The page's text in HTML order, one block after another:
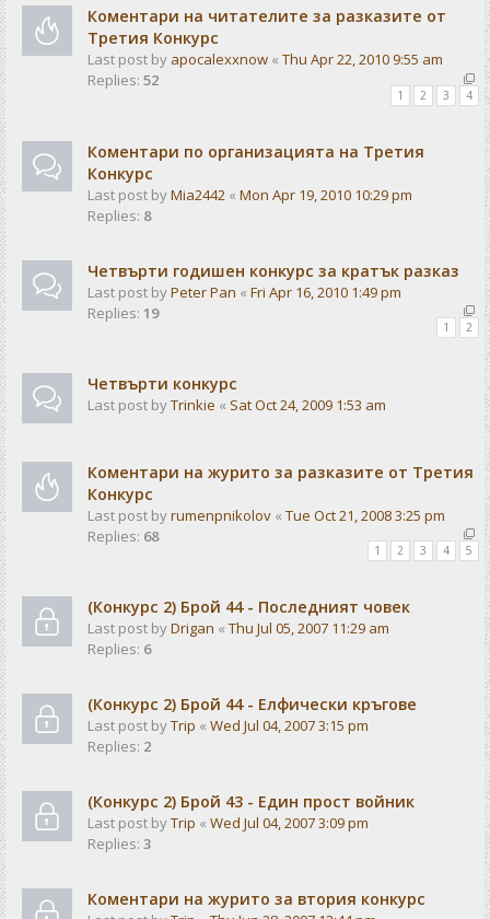
Коментари на читателите за разказите от
Третия Конкурс
Last post by apocalexxnow « Thu Apr 22, 2010 9:55 am
Replies: 52
1 2 3 4
Коментари по организацията на Третия
Конкурс
Last post byMia2442 « Mon Apr 19, 2010 10:29 pm
Replies: 8
Четвърти годишен конкурс за кратък разказ
Last post byPeter Pan « Fri Apr 16, 2010 1:49 pm
Replies: 19
1 2
Чeтвърти конкурс
Last post byTrinkie « Sat Oct 24, 2009 1:53 am
Коментари на журито за разказите от Третия
Конкурс
Last post byrumenpnikolov « Tue Oct 21, 2008 3:25 pm
Replies: 68
1 2 3 4 5
(Конкурс 2) Брой 44 - Последният човек
Last post byDrigan « Thu Jul 05, 2007 11:29 am
Replies: 6
(Конкурс 2) Брой 44 - Елфически кръгове
Last post byTrip « Wed Jul 04, 2007 3:15 pm
Replies: 2
(Конкурс 2) Брой 43 - Един прост войник
Last post byTrip « Wed Jul 04, 2007 3:09 pm
Replies: 3
Коментари на журито за втория конкурс